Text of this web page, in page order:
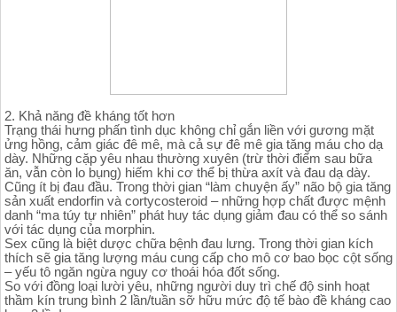
2. Khả năng đề kháng tốt hơn
Trạng thái hưng phấn tình dục không chỉ gắn liền với gương mặt
ửng hồng, cảm giác đê mê, mà cả sự đê mê gia tăng máu cho dạ
dày. Những cặp yêu nhau thường xuyên (trừ thời điểm sau bữa
ăn, vẫn còn lo bụng) hiếm khi cơ thể bị thừa axít và đau dạ dày.
Cũng ít bị đau đầu. Trong thời gian “làm chuyện ấy” não bộ gia tăng
sản xuất endorfin và cortycosteroid – những hợp chất được mệnh
danh “ma túy tự nhiên” phát huy tác dụng giảm đau có thể so sánh
với tác dụng của morphin.
Sex cũng là biệt dược chữa bệnh đau lưng. Trong thời gian kích
thích sẽ gia tăng lượng máu cung cấp cho mô cơ bao bọc cột sống
– yếu tô ngăn ngừa nguy cơ thoái hóa đốt sống.
So với đồng loại lười yêu, những người duy trì chế độ sinh hoạt
thầm kín trung bình 2 lần/tuần sỡ hữu mức độ tế bào đề kháng cao